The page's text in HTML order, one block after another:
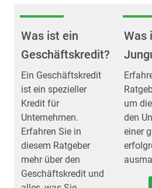
Was ist ein
Geschäftskredit?
Ein Geschäftskredit
ist ein spezieller
Kredit für
Unternehmen.
Erfahren Sie in
diesem Ratgeber
mehr über den
Geschäftskredit und
Was
um
den
einer